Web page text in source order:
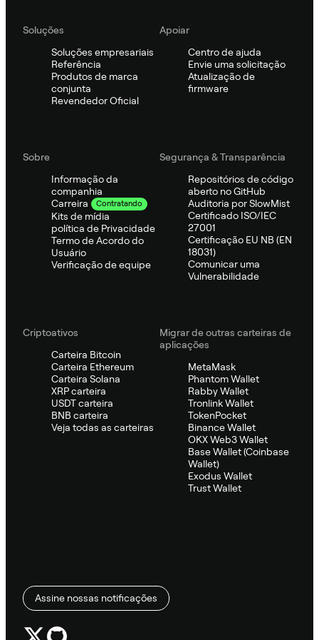
Soluções
Soluções empresariais
Referência
Produtos de marca
conjunta
Revendedor Oficial
Apoiar
Centro de ajuda
Envie uma solicitação
Atualização de
firmware
Sobre
Informação da
companhia
Carreira
Contratando
Kits de mídia
política de Privacidade
Termo de Acordo do
Usuário
Verificação de equipe
Segurança & Transparência
Repositórios de código
aberto no GitHub
Auditoria por SlowMist
Certificado ISO/IEC
27001
Certificação EU NB (EN
18031)
Comunicar uma
Vulnerabilidade
Criptoativos
Carteira Bitcoin
Carteira Ethereum
Carteira Solana
XRP carteira
USDT carteira
BNB carteira
Veja todas as carteiras
Migrar de outras carteiras de
aplicações
MetaMask
Phantom Wallet
Rabby Wallet
Tronlink Wallet
TokenPocket
Binance Wallet
OKX Web3 Wallet
Base Wallet (Coinbase
Wallet)
Exodus Wallet
Trust Wallet
Assine nossas notificações